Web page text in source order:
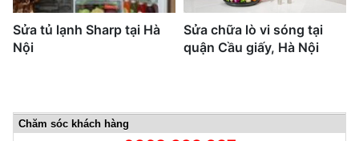
Sửa tủ lạnh Sharp tại Hà
Nội
Sửa chữa lò vi sóng tại
quận Cầu giấy, Hà Nội
Chăm sóc khách hàng